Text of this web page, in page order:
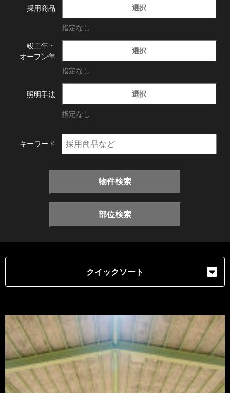
採用商品 選択
指定なし
竣工年・
オープン年
選択
指定なし
照明手法 選択
指定なし
キーワード
物件検索
部位検索
クイックソート